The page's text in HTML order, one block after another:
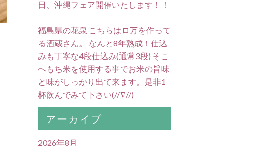
日、沖縄フェア開催いたします！！
福島県の花泉 こちらはロ万を作って
る酒蔵さん。 なんと8年熟成！仕込
みも丁寧な4段仕込み(通常3段) そこ
へもち米を使用する事でお米の旨味
と味がしっかり出て来ます。是非1
杯飲んでみて下さい(//∇//)
アーカイブ
2026年8月